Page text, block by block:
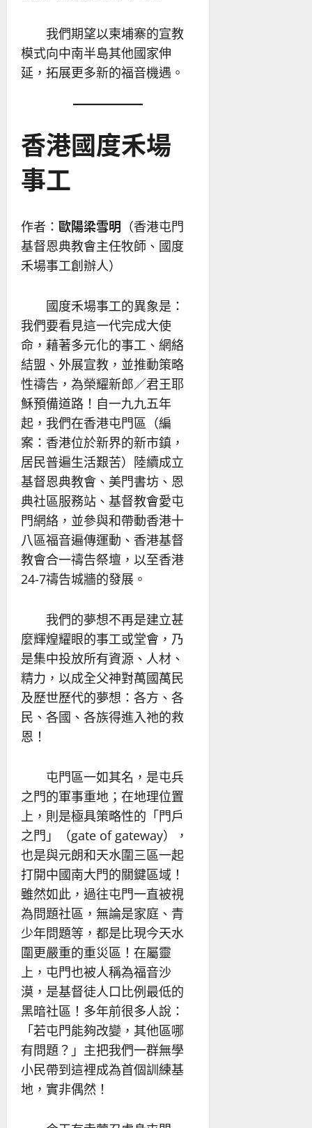
我們期望以柬埔寨的宣教
模式向中南半島其他國家伸
延，拓展更多新的福音機遇。
香港國度禾場
事工
作者： 歐陽梁雪明 （香港屯門
基督恩典教會主任牧師、國度
禾場事工創辦人）
國度禾場事工的異象是：
我們要看見這一代完成大使
命，藉著多元化的事工、網絡
結盟、外展宣教，並推動策略
性禱告，為榮耀新郎／君王耶
穌預備道路！自一九九五年
起，我們在香港屯門區（編
案：香港位於新界的新市鎮，
居民普遍生活艱苦）陸續成立
基督恩典教會、美門書坊、恩
典社區服務站、基督教會愛屯
門網絡，並參與和帶動香港十
八區福音遍傳運動、香港基督
教會合一禱告祭壇，以至香港
24-7禱告城牆的發展。
我們的夢想不再是建立甚
麼輝煌耀眼的事工或堂會，乃
是集中投放所有資源、人材、
精力，以成全父神對萬國萬民
及歷世歷代的夢想：各方、各
民、各國、各族得進入祂的救
恩！
屯門區一如其名，是屯兵
之門的軍事重地；在地理位置
上，則是極具策略性的「門戶
之門」（gate of gateway），
也是與元朗和天水圍三區一起
打開中國南大門的關鍵區域！
雖然如此，過往屯門一直被視
為問題社區，無論是家庭、青
少年問題等，都是比現今天水
圍更嚴重的重災區！在屬靈
上，屯門也被人稱為福音沙
漠，是基督徒人口比例最低的
黑暗社區！多年前很多人說：
「若屯門能夠改變，其他區哪
有問題？」主把我們一群無學
小民帶到這裡成為首個訓練基
地，實非偶然！